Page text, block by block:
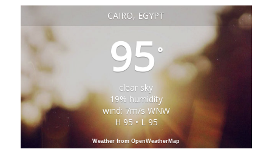
CAIRO, EGYPT
95 °
clear sky
19% humidity
wind: 7m/s WNW
H 95 • L 95
Weather from OpenWeatherMap